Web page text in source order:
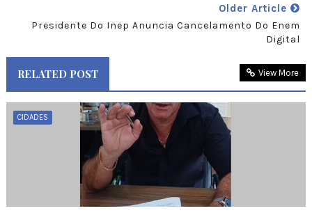
Older Article
Presidente Do Inep Anuncia Cancelamento Do Enem
Digital
RELATED POST View More
CIDADES